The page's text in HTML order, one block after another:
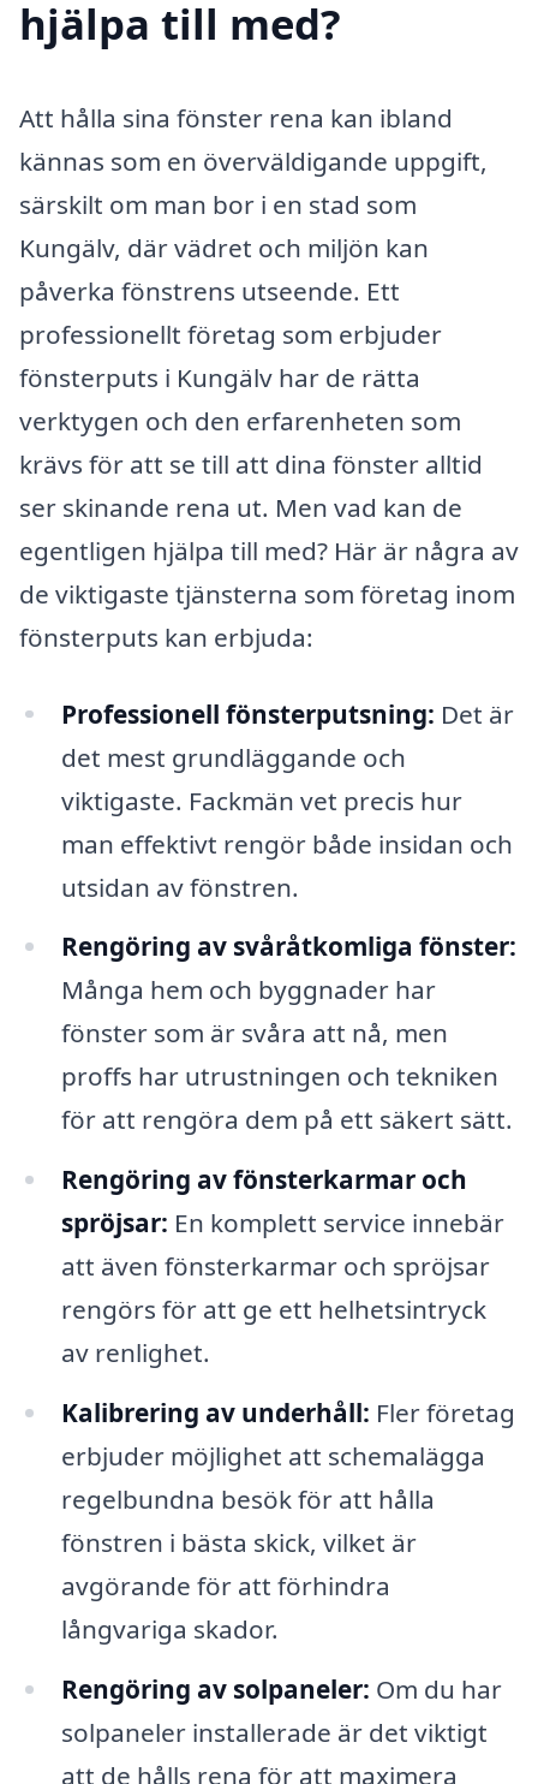
hjälpa till med?
Att hålla sina fönster rena kan ibland
kännas som en överväldigande uppgift,
särskilt om man bor i en stad som
Kungälv, där vädret och miljön kan
påverka fönstrens utseende. Ett
professionellt företag som erbjuder
fönsterputs i Kungälv har de rätta
verktygen och den erfarenheten som
krävs för att se till att dina fönster alltid
ser skinande rena ut. Men vad kan de
egentligen hjälpa till med? Här är några av
de viktigaste tjänsterna som företag inom
fönsterputs kan erbjuda:
Professionell fönsterputsning: Det är
det mest grundläggande och
viktigaste. Fackmän vet precis hur
man effektivt rengör både insidan och
utsidan av fönstren.
Rengöring av svåråtkomliga fönster:
Många hem och byggnader har
fönster som är svåra att nå, men
proffs har utrustningen och tekniken
för att rengöra dem på ett säkert sätt.
Rengöring av fönsterkarmar och
spröjsar: En komplett service innebär
att även fönsterkarmar och spröjsar
rengörs för att ge ett helhetsintryck
av renlighet.
Kalibrering av underhåll: Fler företag
erbjuder möjlighet att schemalägga
regelbundna besök för att hålla
fönstren i bästa skick, vilket är
avgörande för att förhindra
långvariga skador.
Rengöring av solpaneler: Om du har
solpaneler installerade är det viktigt
att de hålls rena för att maximera